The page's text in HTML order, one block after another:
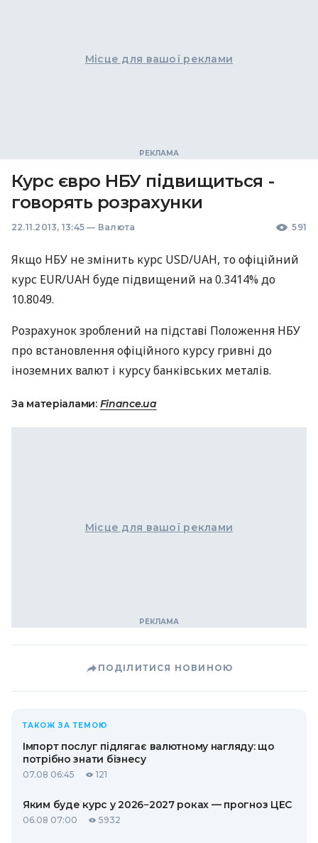
Місце для вашої реклами
Курс євро НБУ підвищиться -
говорять розрахунки
22.11.2013, 13:45 — Валюта 591
Якщо НБУ не змінить курс USD/UAH, то офіційний
курс EUR/UAH буде підвищений на 0.3414% до
10.8049.
Розрахунок зроблений на підставі Положення НБУ
про встановлення офіційного курсу гривні до
іноземних валют і курсу банківських металів.
За матеріалами: Finance.ua
Місце для вашої реклами
ПОДІЛИТИСЯ НОВИНОЮ
ТАКОЖ ЗА ТЕМОЮ
Імпорт послуг підлягає валютному нагляду: що
потрібно знати бізнесу
07.08 06:45 121
Яким буде курс у 2026−2027 роках — прогноз ЦЕС
06.08 07:00 5932